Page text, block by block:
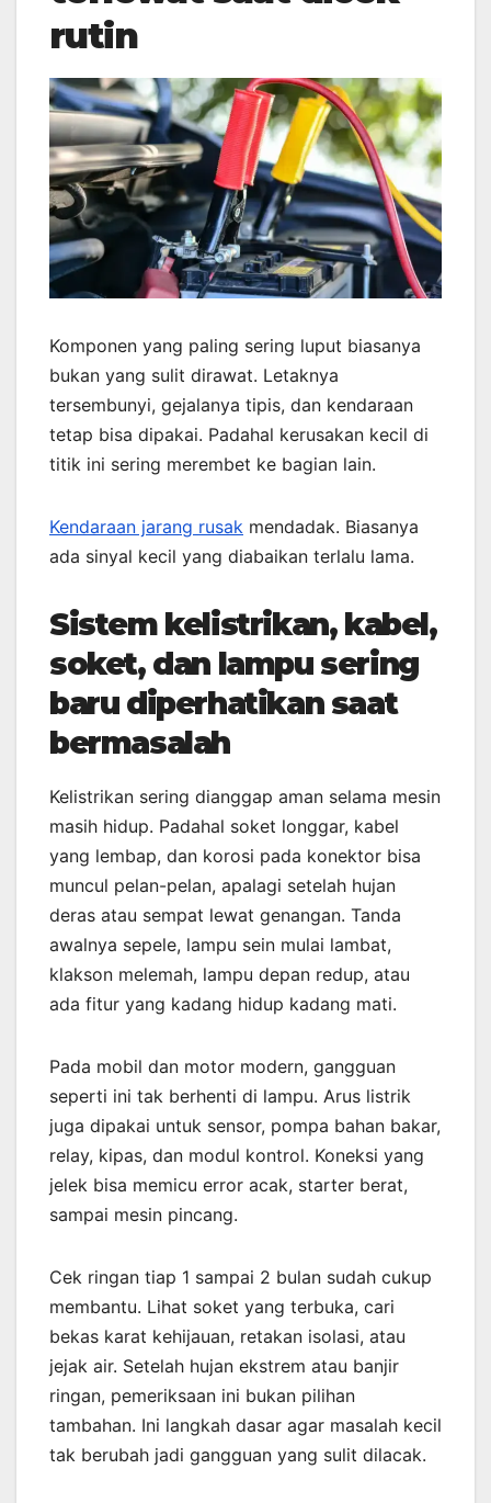
rutin
Komponen yang paling sering luput biasanya
bukan yang sulit dirawat. Letaknya
tersembunyi, gejalanya tipis, dan kendaraan
tetap bisa dipakai. Padahal kerusakan kecil di
titik ini sering merembet ke bagian lain.
Kendaraan jarang rusak mendadak. Biasanya
ada sinyal kecil yang diabaikan terlalu lama.
Sistem kelistrikan, kabel,
soket, dan lampu sering
baru diperhatikan saat
bermasalah
Kelistrikan sering dianggap aman selama mesin
masih hidup. Padahal soket longgar, kabel
yang lembap, dan korosi pada konektor bisa
muncul pelan-pelan, apalagi setelah hujan
deras atau sempat lewat genangan. Tanda
awalnya sepele, lampu sein mulai lambat,
klakson melemah, lampu depan redup, atau
ada fitur yang kadang hidup kadang mati.
Pada mobil dan motor modern, gangguan
seperti ini tak berhenti di lampu. Arus listrik
juga dipakai untuk sensor, pompa bahan bakar,
relay, kipas, dan modul kontrol. Koneksi yang
jelek bisa memicu error acak, starter berat,
sampai mesin pincang.
Cek ringan tiap 1 sampai 2 bulan sudah cukup
membantu. Lihat soket yang terbuka, cari
bekas karat kehijauan, retakan isolasi, atau
jejak air. Setelah hujan ekstrem atau banjir
ringan, pemeriksaan ini bukan pilihan
tambahan. Ini langkah dasar agar masalah kecil
tak berubah jadi gangguan yang sulit dilacak.